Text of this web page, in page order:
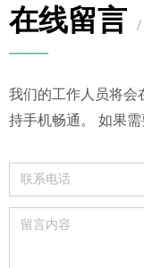
在线留言 /
——
我们的工作人员将会
持手机畅通。 如果需